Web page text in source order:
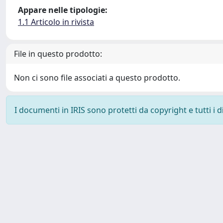
Appare nelle tipologie:
1.1 Articolo in rivista
File in questo prodotto:
Non ci sono file associati a questo prodotto.
I documenti in IRIS sono protetti da copyright e tutti i